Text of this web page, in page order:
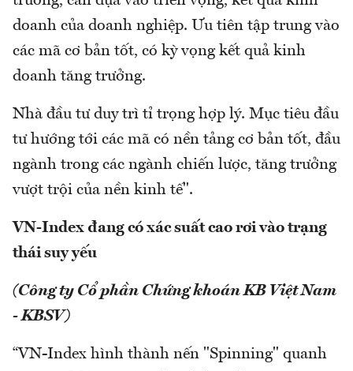
doanh của doanh nghiệp. Ưu tiên tập trung vào
các mã cơ bản tốt, có kỳ vọng kết quả kinh
doanh tăng trưởng.
Nhà đầu tư duy trì tỉ trọng hợp lý. Mục tiêu đầu
tư hướng tới các mã có nền tảng cơ bản tốt, đầu
ngành trong các ngành chiến lược, tăng trưởng
vượt trội của nền kinh tế".
VN-Index đang có xác suất cao rơi vào trạng
thái suy yếu
(Công ty Cổ phần Chứng khoán KB Việt Nam
- KBSV)
“VN-Index hình thành nến "Spinning" quanh